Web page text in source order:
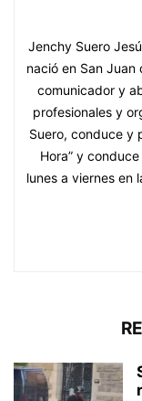
Jenchy Suero
nació en San
comunicador y
profesionales y
Suero, conduce y
Hora” y
lunes a viernes en